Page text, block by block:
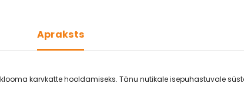
Apraksts
karvkatte hooldamiseks. Tänu nutikale isepuhastuvale